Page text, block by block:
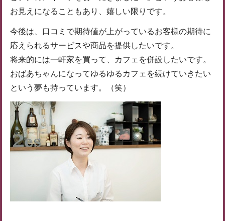
お見えになることもあり、嬉しい限りです。
今後は、口コミで期待値が上がっているお客様の期待に
応えられるサービスや商品を提供したいです。
将来的には一軒家を買って、カフェを併設したいです。
おばあちゃんになってゆるゆるカフェを続けていきたい
という夢も持っています。（笑）